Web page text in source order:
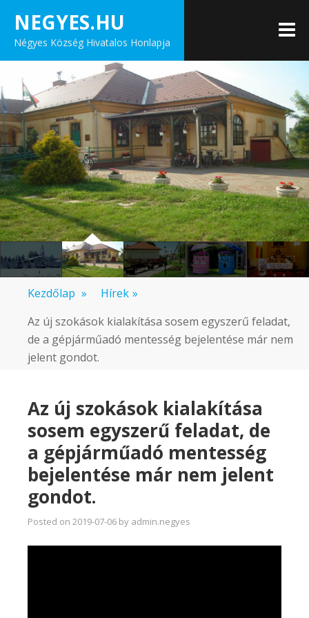
content
NEGYES.HU
Négyes Község Hivatalos Honlapja
Kezdőlap » Hírek »
Az új szokások kialakítása sosem egyszerű feladat,
de a gépjárműadó mentesség bejelentése már nem
jelent gondot.
Az új szokások kialakítása
sosem egyszerű feladat, de
a gépjárműadó mentesség
bejelentése már nem jelent
gondot.
Posted on 2019-07-06 by admin.negyes